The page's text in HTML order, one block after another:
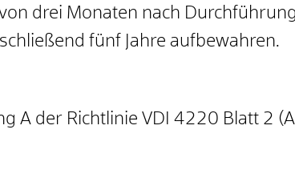
drei Monaten nach
fünf Jahre aufbewahren.
A der Richtlinie VDI 4220 Blatt 2